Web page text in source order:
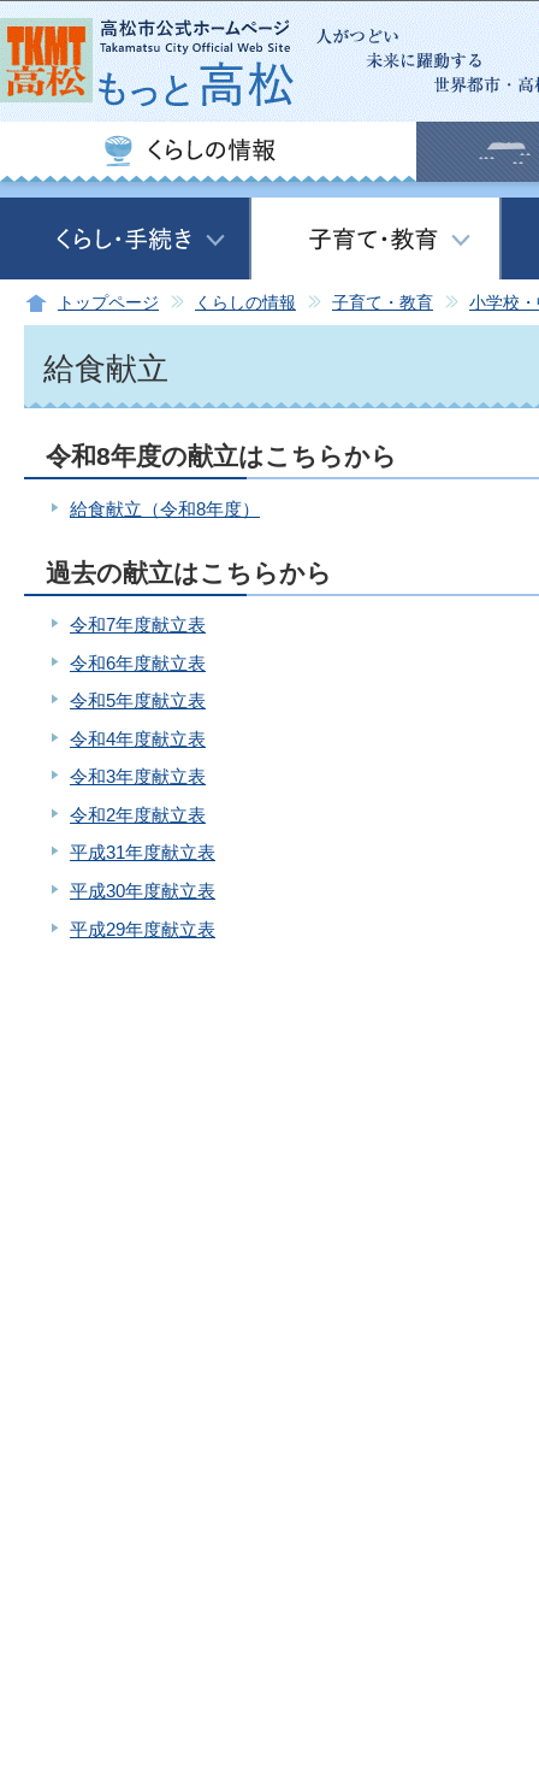
この
トップページ くらしの情報 子育て・教育 小学校
給食献立
令和8年度の献立はこちらから
給食献立（令和8年度）
過去の献立はこちらから
令和7年度献立表
令和6年度献立表
令和5年度献立表
令和4年度献立表
令和3年度献立表
令和2年度献立表
平成31年度献立表
平成30年度献立表
平成29年度献立表